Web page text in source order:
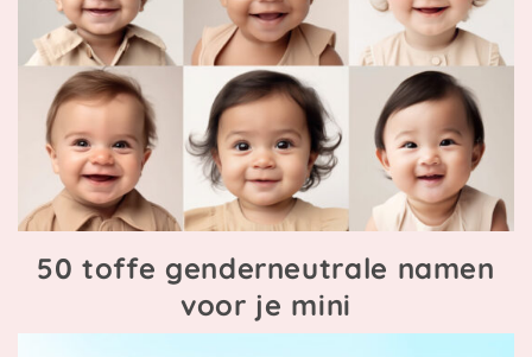
50 toffe genderneutrale namen
voor je mini